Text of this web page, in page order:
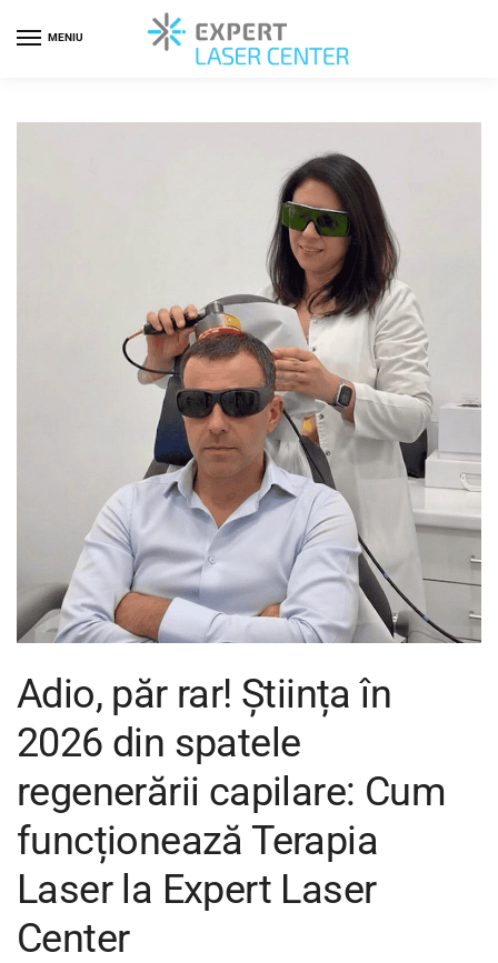
MENIU
Adio, păr rar! Știința în
2026 din spatele
regenerării capilare: Cum
funcționează Terapia
Laser la Expert Laser
Center